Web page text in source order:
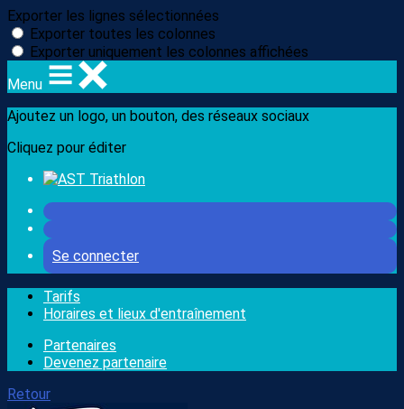
Exporter les lignes sélectionnées
Exporter toutes les colonnes
Exporter uniquement les colonnes affichées
Menu
Ajoutez un logo, un bouton, des réseaux sociaux
Cliquez pour éditer
Se connecter
Tarifs
Horaires et lieux d'entraînement
Partenaires
Devenez partenaire
Retour